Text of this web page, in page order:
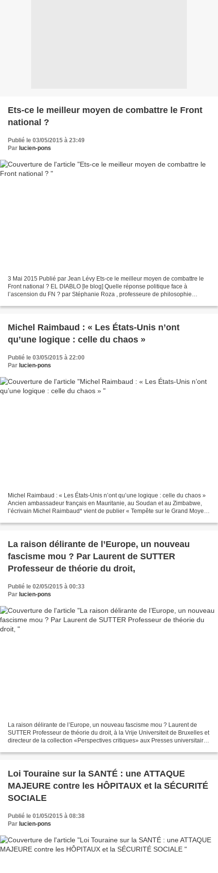
Ets-ce le meilleur moyen de combattre le Front
national ?
Publié le 03/05/2015 à 23:49
Par lucien-pons
3 Mai 2015 Publié par Jean Lévy Ets-ce le meilleur moyen de combattre le
Front national ? EL DIABLO [le blog] Quelle réponse politique face à
l’ascension du FN ? par Stéphanie Roza , professeure de philosophie
Michel Raimbaud : « Les États-Unis n’ont
qu’une logique : celle du chaos »
Publié le 03/05/2015 à 22:00
Par lucien-pons
Michel Raimbaud : « Les États-Unis n’ont qu’une logique : celle du chaos »
Ancien ambassadeur français en Mauritanie, au Soudan et au Zimbabwe,
l’écrivain Michel Raimbaud* vient de publier « Tempête sur le Grand Moyen-
La raison délirante de l’Europe, un nouveau
fascisme mou ? Par Laurent de SUTTER
Professeur de théorie du droit,
Publié le 02/05/2015 à 00:33
Par lucien-pons
La raison délirante de l’Europe, un nouveau fascisme mou ? Laurent de
SUTTER Professeur de théorie du droit, à la Vrije Universiteit de Bruxelles et
directeur de la collection «Perspectives critiques» aux Presses universitaires
Loi Touraine sur la SANTÉ : une ATTAQUE
MAJEURE contre les HÔPITAUX et la SÉCURITÉ
SOCIALE
Publié le 01/05/2015 à 08:38
Par lucien-pons